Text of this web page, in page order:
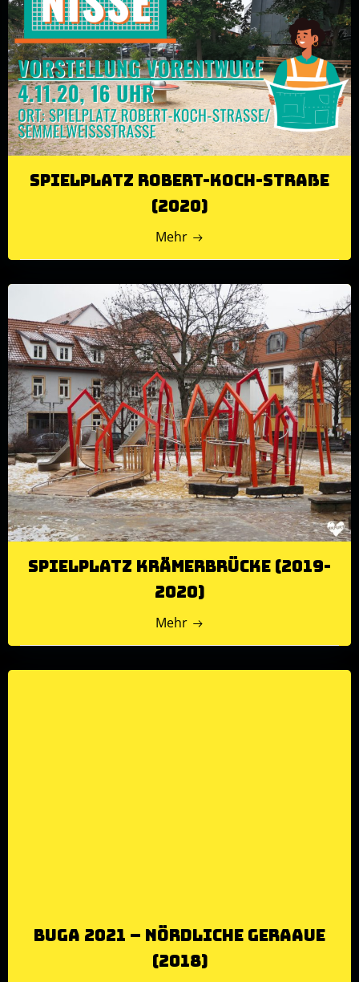
Spielplatz Robert-Koch-Straße
(2020)
Mehr
Spielplatz Krämerbrücke (2019-
2020)
Mehr
BuGa 2021 – nördliche Geraaue
(2018)